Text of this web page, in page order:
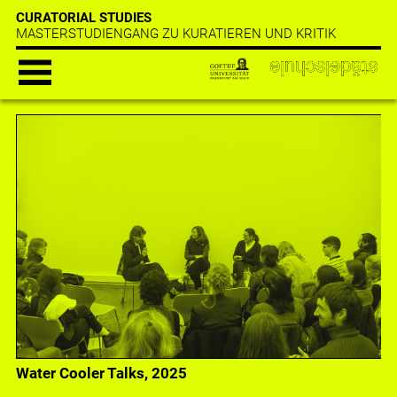
CURATORIAL STUDIES
MASTERSTUDIENGANG ZU KURATIEREN UND KRITIK
Water Cooler Talks, 2025
Water Cooler Talks, 2024
Water Cooler Talks, 2024
Water Cooler Talks, 2024